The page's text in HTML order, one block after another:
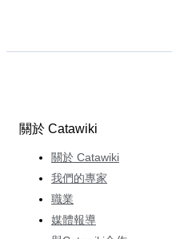
關於 Catawiki
關於 Catawiki
我們的專家
職業
媒體報導